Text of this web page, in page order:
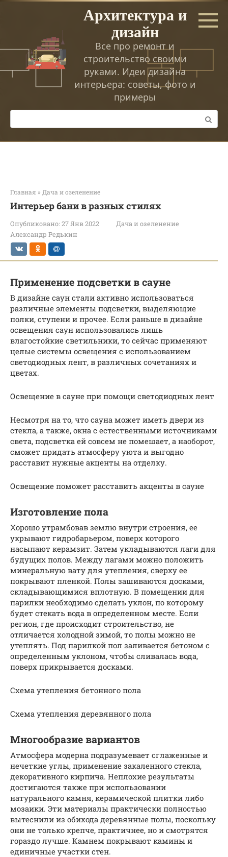
Перейти
Архитектура и
дизайн
Все про ремонт и
строительство своими
руками. Идеи дизайна
интерьера: советы, фото и
примеры
Поиск:
Главная » Дача и озеленение
Интерьер бани в разных стилях
Опубликовано: 27 Янв 2022
Дача и озеленение
Александр Редькин
Применение подсветки в сауне
В дизайне саун стали активно использоваться
различные элементы подсветки, выделяющие
полки, ступени и прочее. Если раньше в дизайне
освещения саун использовались лишь
влагостойкие светильники, то сейчас применяют
целые системы освещения с использованием
светодиодных лент, в различных сочетаниях и
цветах.
Освещение в сауне при помощи светодиодных лент
Несмотря на то, что сауна может иметь двери из
стекла, а также, окна с естественными источниками
света, подсветка ей совсем не помешает, а наоборот,
сможет придать атмосферу уюта и выгодно
расставит нужные акценты на отделку.
Освещение поможет расставить акценты в сауне
Изготовление пола
Хорошо утрамбовав землю внутри строения, ее
укрывают гидробарьером, поверх которого
насыпают керамзит. Затем укладываются лаги для
будущих полов. Между лагами можно положить
минеральную вату для утепления, сверху ее
покрывают пленкой. Полы зашиваются досками,
складывающимися вплотную. В помещении для
парилки необходимо сделать уклон, по которому
будет стекать вода в определенном месте. Если
регион, где происходит строительство, не
отличается холодной зимой, то полы можно не
утеплять. Под парилкой пол заливается бетоном с
определенным уклоном, чтобы сливалась вода,
поверх прикрывается досками.
Схема утепления бетонного пола
Схема утепления деревянного пола
Многообразие вариантов
Атмосфера модерна подразумевает сглаженные и
нечеткие углы, применение закаленного стекла,
декоративного кирпича. Неплохие результаты
достигаются также при использовании
натурального камня, керамической плитки либо
мозаики. Эти материалы практически полностью
вытеснили из обихода деревянные полы, поскольку
они не только крепче, практичнее, но и смотрятся
гораздо лучше. Камнем покрывают камины и
единичные участки стен.